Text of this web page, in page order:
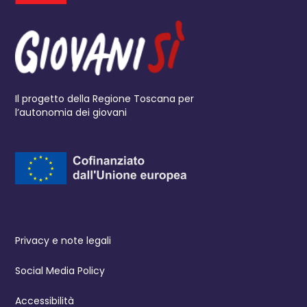
Il progetto della Regione Toscana per
l’autonomia dei giovani
Privacy e note legali
Social Media Policy
Accessibilità